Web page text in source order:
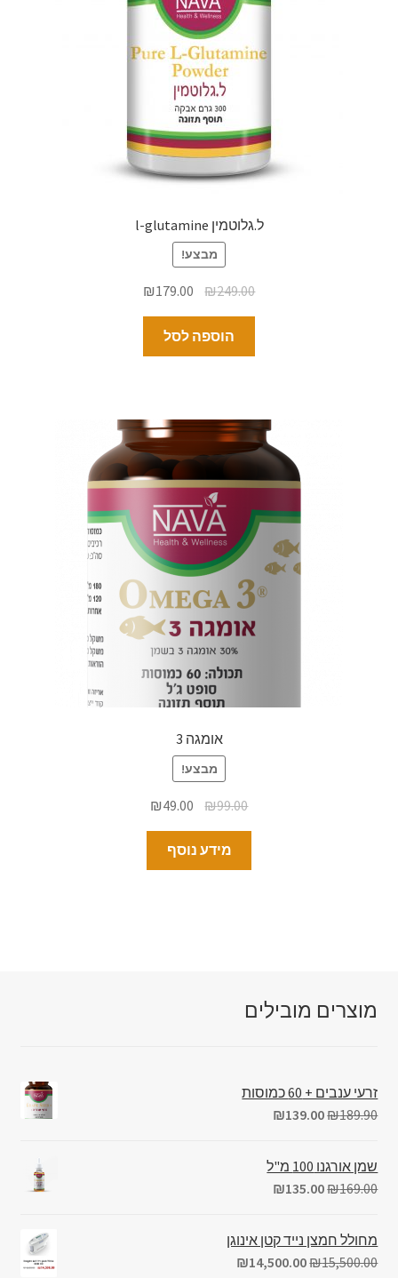
ל.גלוטמין l-glutamine
מבצע!
₪249.00
₪179.00
הוספה לסל
אומגה 3
מבצע!
₪99.00
₪49.00
מידע נוסף
מוצרים מובילים
זרעי ענבים + 60 כמוסות
₪189.90
₪139.00
שמן אורגנו 100 מ"ל
₪169.00
₪135.00
מחולל חמצן נייד קטן אינוגן
₪15,500.00
₪14,500.00